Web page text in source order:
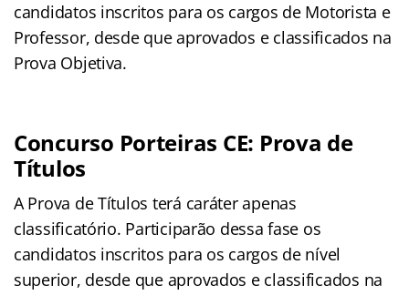
candidatos inscritos para os cargos de Motorista e
Professor, desde que aprovados e classificados na
Prova Objetiva.
Concurso Porteiras CE: Prova de
Títulos
A Prova de Títulos terá caráter apenas
classificatório. Participarão dessa fase os
candidatos inscritos para os cargos de nível
superior, desde que aprovados e classificados na